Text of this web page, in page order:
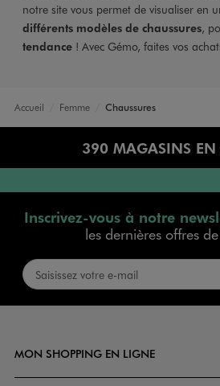
notre site vous permet de visualiser en
différents modèles de chaussures,
tendance! Avec Gémo, faites vos
Accueil Femme Chaussures
390 MAGASINS EN
Inscrivez-vous à notre
les dernières offres
MON SHOPPING EN LIGNE